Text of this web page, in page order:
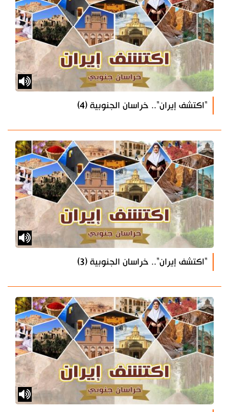
"اكتشف إيران".. خراسان الجنوبية (4)
"اكتشف إيران".. خراسان الجنوبية (3)